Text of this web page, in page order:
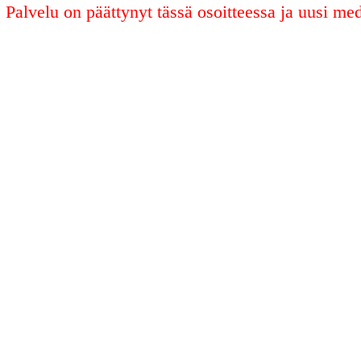
Palvelu on päättynyt tässä osoitteessa ja uusi